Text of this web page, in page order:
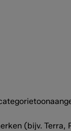
(bijv. Terra,